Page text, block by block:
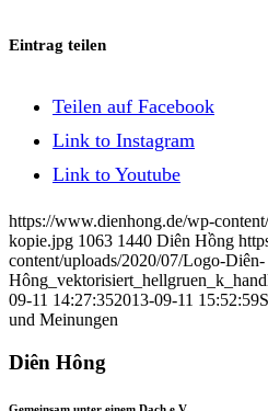
Eintrag teilen
Teilen auf Facebook
Link to Instagram
Link to Youtube
https://www.dienhong.de/wp-
kopie.jpg 1063 1440 Diên Hồng
content/uploads/2020/07/Logo-Diên-
09-11 14:27:352013-09-11 15:52:59
und Meinungen
Diên Hông
Gemeinsam unter einem Dach e.V.